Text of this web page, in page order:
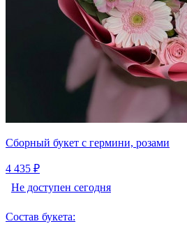
Сборный букет с гермини, розами
4 435 ₽
Не доступен сегодня
Состав букета: